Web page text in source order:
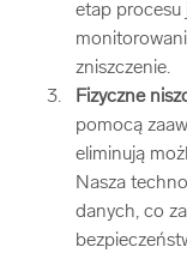
etap procesu
zniszczenie.
Fizyczne
pomocą
eliminują
Nasza
danych, co